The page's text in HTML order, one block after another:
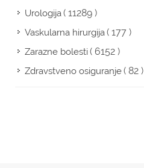
Urologija( 11289 )
Vaskularna hirurgija( 177 )
Zarazne bolesti( 6152 )
Zdravstveno osiguranje( 82 )